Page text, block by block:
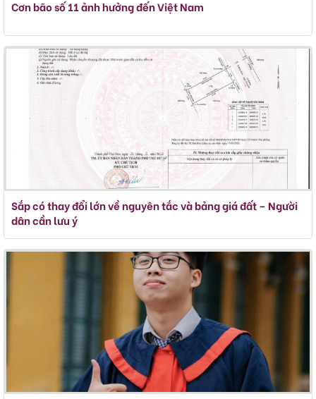
Cơn bão số 11 ảnh hưởng đến Việt Nam
Sắp có thay đổi lớn về nguyên tắc và bảng giá đất – Người
dân cần lưu ý